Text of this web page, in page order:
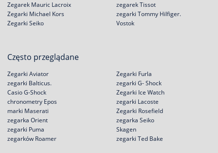
Zegarek Mauric Lacroix
Zegarki Michael Kors
Zegarki Seiko
zegarek Tissot
zegarki Tommy Hilfiger.
Vostok
Często przeglądane
Zegarki Aviator
zegarki Balticus.
Casio G-Shock
chronometry Epos
Zegarki Furla
zegarki G- Shock
Zegarki Ice Watch
zegarki Lacoste
marki Maserati
zegarka Orient
zegarki Puma
zegarków Roamer
Zegarki Rosefield
zegarka Seiko
Skagen
zegarki Ted Bake